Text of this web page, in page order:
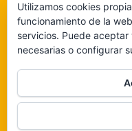
consentimiento puede afectar
funciones.
De
Utilizamos cookies
funcionamiento de la
servicios. Puede
necesarias o configurar